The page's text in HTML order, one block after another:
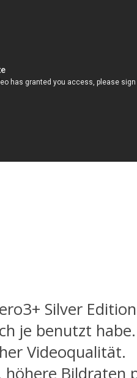
Silver
je benutzt
Videoqualität.
höhere Bildraten